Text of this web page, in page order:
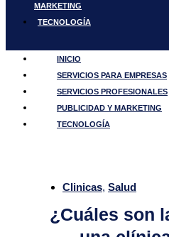
MARKETING
TECNOLOGÍA
INICIO
SERVICIOS PARA EMPRESAS
SERVICIOS PROFESIONALES
PUBLICIDAD Y MARKETING
TECNOLOGÍA
Clinicas, Salud
¿Cuáles son